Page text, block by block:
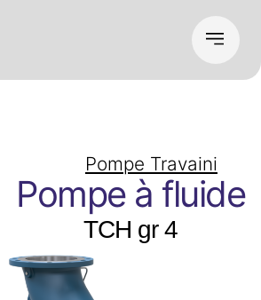
Pompe Travaini
Pompe à fluide
TCH gr 4